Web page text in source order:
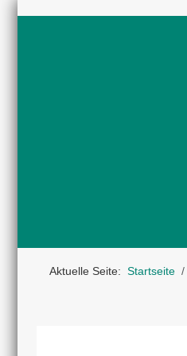
Aktuelle Seite: Startseite